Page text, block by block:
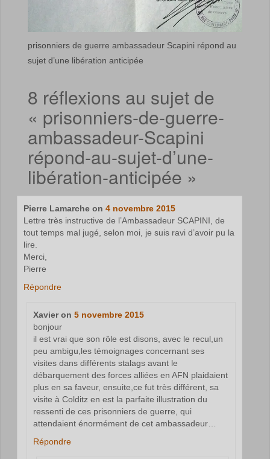
prisonniers de guerre ambassadeur Scapini répond au
sujet d’une libération anticipée
8 réflexions au sujet de
« prisonniers-de-guerre-
ambassadeur-Scapini
répond-au-sujet-d’une-
libération-anticipée »
Pierre Lamarche on4 novembre 2015
Lettre très instructive de l’Ambassadeur SCAPINI, de
tout temps mal jugé, selon moi, je suis ravi d’avoir pu la
lire.
Merci,
Pierre
Répondre
Xavieron 5 novembre 2015
bonjour
il est vrai que son rôle est disons, avec le recul,un
peu ambigu,les témoignages concernant ses
visites dans différents stalags avant le
débarquement des forces alliées en AFN plaidaient
plus en sa faveur, ensuite,ce fut très différent, sa
visite à Colditz en est la parfaite illustration du
ressenti de ces prisonniers de guerre, qui
attendaient énormément de cet ambassadeur…
Répondre